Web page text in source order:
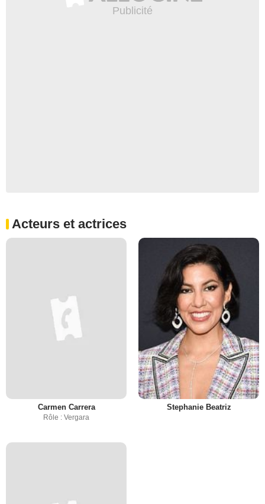
Acteurs et actrices
Carmen Carrera
Rôle : Vergara
Stephanie Beatriz